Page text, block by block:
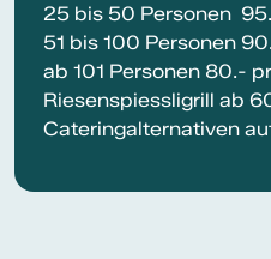
25 bis 50 Personen
51 bis 100 Personen
ab 101 Personen 80.-
Riesenspiessligrill ab
Cateringalternativen